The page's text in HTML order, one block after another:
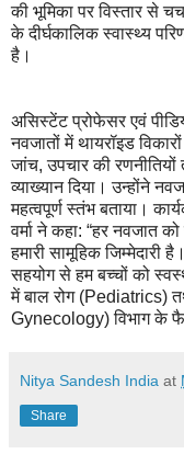
की भूमिका पर विस्तार से
के दीर्घकालिक स्वास्थ्य
है।
असिस्टेंट प्रोफेसर एवं
नवजातों में थायरॉइड
जांच, उपचार की
व्याख्यान दिया। उन्होंने
महत्वपूर्ण स्तंभ बताया।
वर्मा ने कहा: “हर नवजात
हमारी सामूहिक
सहयोग से हम बच्चों को
में बाल रोग (Pediatrics)
Gynecology) विभाग के
Nitya Sandesh India at
Share